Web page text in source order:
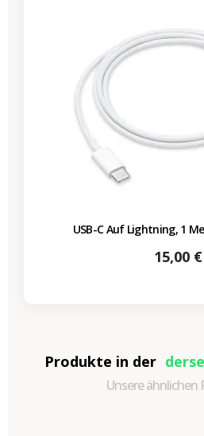
USB-C Auf Lightning, 1
Preis
15,00 €
Produkte in der
Unsere ähnlichen